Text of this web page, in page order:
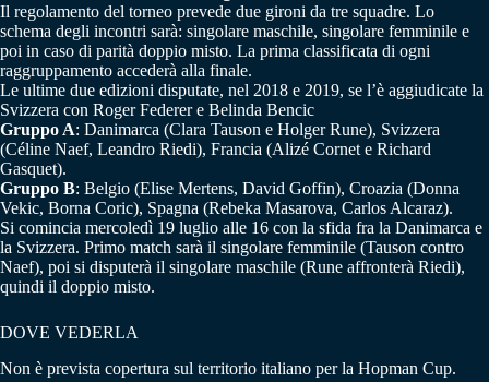
Il regolamento del torneo prevede due gironi da tre squadre. Lo
schema degli incontri sarà: singolare maschile, singolare femminile e
poi in caso di parità doppio misto. La prima classificata di ogni
raggruppamento accederà alla finale.
Le ultime due edizioni disputate, nel 2018 e 2019, se l’è aggiudicate la
Svizzera con Roger Federer e Belinda Bencic
Gruppo A: Danimarca (Clara Tauson e Holger Rune), Svizzera
(Céline Naef, Leandro Riedi), Francia (Alizé Cornet e Richard
Gasquet).
Gruppo B: Belgio (Elise Mertens, David Goffin), Croazia (Donna
Vekic, Borna Coric), Spagna (Rebeka Masarova, Carlos Alcaraz).
Si comincia mercoledì 19 luglio alle 16 con la sfida fra la Danimarca e
la Svizzera. Primo match sarà il singolare femminile (Tauson contro
Naef), poi si disputerà il singolare maschile (Rune affronterà Riedi),
quindi il doppio misto.
DOVE VEDERLA
Non è prevista copertura sul territorio italiano per la Hopman Cup.